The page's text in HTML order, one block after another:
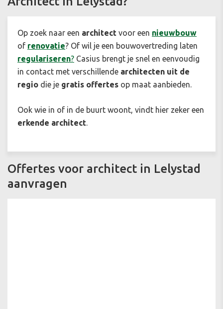
Op zoek naar een architect voor een nieuwbouw
of renovatie? Of wil je een bouwovertreding laten
regulariseren? Casius brengt je snel en eenvoudig
in contact met verschillende architecten uit de
regio die je gratis offertes op maat aanbieden.
Ook wie in of in de buurt woont, vindt hier zeker een
erkende architect.
Offertes voor architect in Lelystad
aanvragen